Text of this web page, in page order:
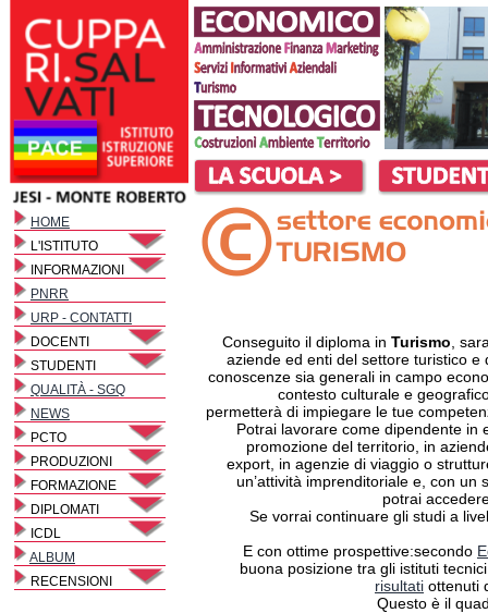
HOME
L'ISTITUTO
INFORMAZIONI
PNRR
URP - CONTATTI
DOCENTI
STUDENTI
QUALITÀ - SGQ
NEWS
PCTO
PRODUZIONI
FORMAZIONE
DIPLOMATI
ICDL
ALBUM
RECENSIONI
Conseguito il diploma in Turismo ,
aziende ed enti del settore turistico
conoscenze sia generali in campo
contesto culturale e
permetterà di impiegare le tue
Potrai lavorare come dipendente in
promozione del territorio, in
export, in agenzie di viaggio o
un’attività imprenditoriale e, con
potrai
Se vorrai continuare gli studi a
E con ottime prospettive:secondo
buona posizione tra gli istituti
risultati ottenuti
Questo è il